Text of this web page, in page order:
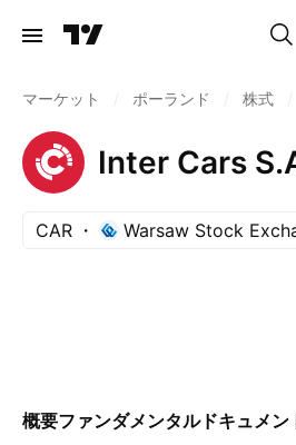
マーケット ポーランド 株式
Inter Cars
CAR Warsaw Stock
概要ファンダメンタルドキュメン